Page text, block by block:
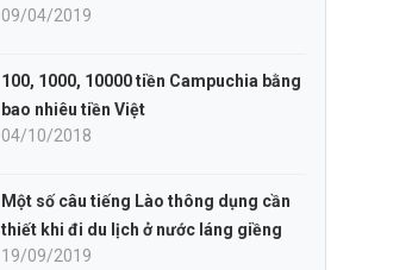
09/04/2019
100, 1000, 10000 tiền Campuchia bằng
bao nhiêu tiền Việt
04/10/2018
Một số câu tiếng Lào thông dụng cần
thiết khi đi du lịch ở nước láng giềng
19/09/2019